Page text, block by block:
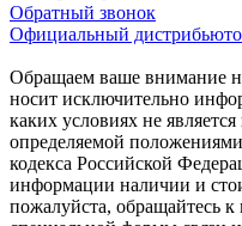
Обратный звонок
Официальный
Обращаем ваше внимание
носит исключительно
каких условиях не
определяемой
кодекса Российской
информации наличии и
пожалуйста, обращайтесь